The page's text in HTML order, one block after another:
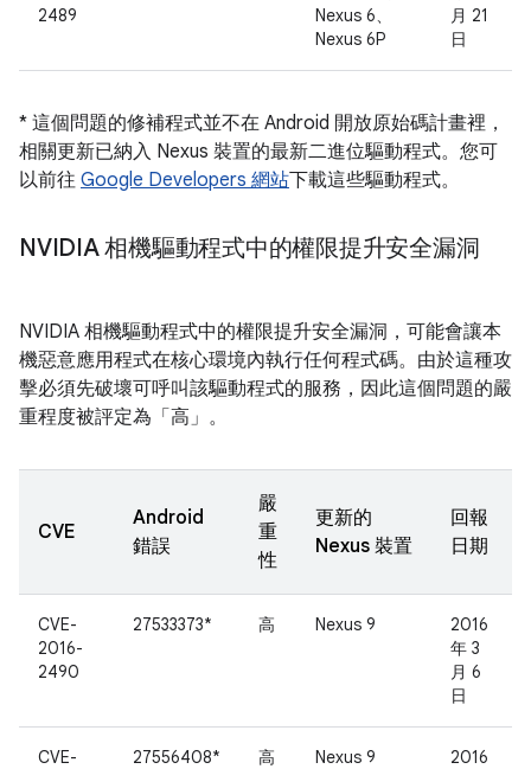
2489
Nexus 6、
Nexus 6P
月 21
日
* 這個問題的修補程式並不在 Android 開放原始碼計畫裡，
相關更新已納入 Nexus 裝置的最新二進位驅動程式。您可
以前往 Google Developers 網站下載這些驅動程式。
NVIDIA 相機驅動程式中的權限提升安全漏洞
NVIDIA 相機驅動程式中的權限提升安全漏洞，可能會讓本
機惡意應用程式在核心環境內執行任何程式碼。由於這種攻
擊必須先破壞可呼叫該驅動程式的服務，因此這個問題的嚴
重程度被評定為「高」。
CVE
Android
錯誤
嚴
重
性
更新的
Nexus 裝置
回報
日期
CVE-
2016-
2490
27533373* 高 Nexus 9
2016
年 3
月 6
日
CVE-
27556408* 高 Nexus 9
2016